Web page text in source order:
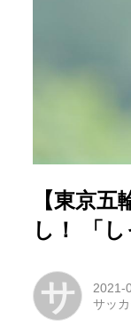
【東京
し！ 「
サ
2021-
サッ